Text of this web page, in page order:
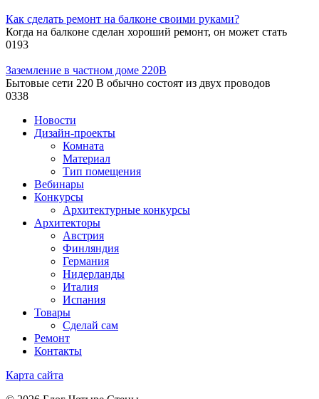
Как сделать ремонт на балконе своими руками?
Когда на балконе сделан хороший ремонт, он может стать
0193
Заземление в частном доме 220В
Бытовые сети 220 В обычно состоят из двух проводов
0338
Новости
Дизайн-проекты
Комната
Материал
Тип помещения
Вебинары
Конкурсы
Архитектурные конкурсы
Архитекторы
Австрия
Финляндия
Германия
Нидерланды
Италия
Испания
Товары
Сделай сам
Ремонт
Контакты
Карта сайта